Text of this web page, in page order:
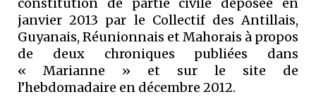
constitution de partie civile déposée en
janvier 2013 par le Collectif des Antillais,
Guyanais, Réunionnais et Mahorais à propos
de deux chroniques publiées dans
« Marianne » et sur le site de
l’hebdomadaire en décembre 2012.